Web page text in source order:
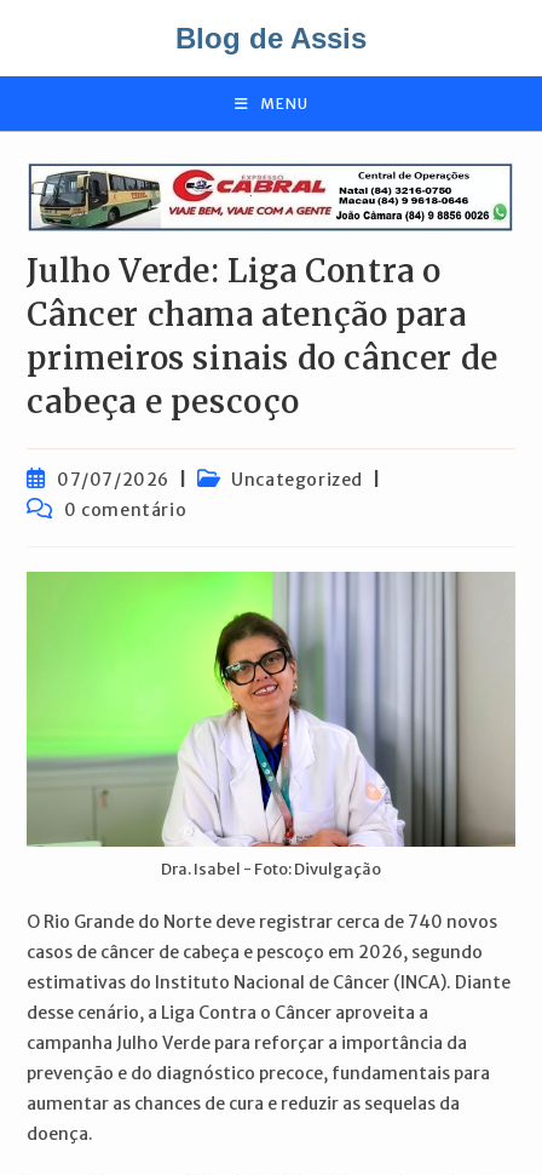
o
Blog de Assis
MENU
Julho Verde: Liga Contra o
Câncer chama atenção para
primeiros sinais do câncer de
cabeça e pescoço
Post
publicado:
07/07/2026
Categoria
Uncategorized
Comentários
0 comentário
Dra. Isabel - Foto: Divulgação
O Rio Grande do Norte deve registrar cerca de 740 novos
casos de câncer de cabeça e pescoço em 2026, segundo
estimativas do Instituto Nacional de Câncer (INCA). Diante
desse cenário, a Liga Contra o Câncer aproveita a
campanha Julho Verde para reforçar a importância da
prevenção e do diagnóstico precoce, fundamentais para
aumentar as chances de cura e reduzir as sequelas da
doença.